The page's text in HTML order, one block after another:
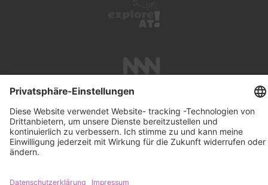
UNTERSTÜTZUNG SUCHE
IMPRESSUM
KONTAKT